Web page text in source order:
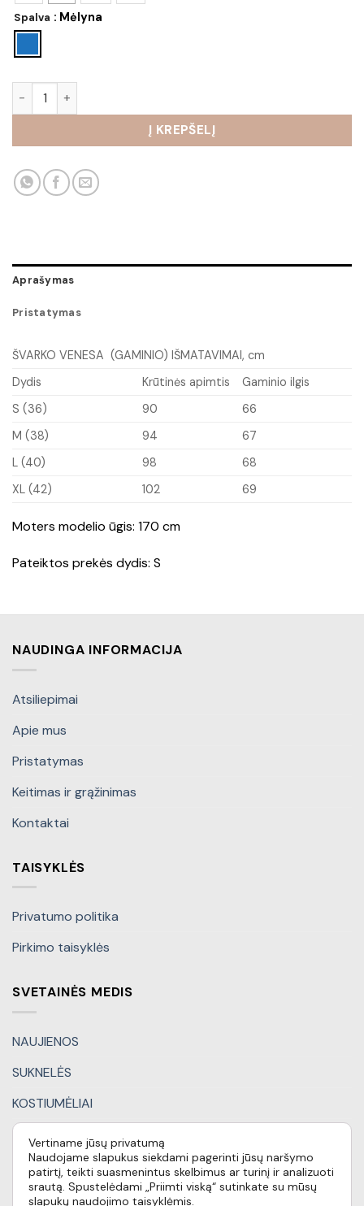
Spalva : Mėlyna
Į KREPŠELĮ
Aprašymas
Pristatymas
ŠVARKO VENESA (GAMINIO) IŠMATAVIMAI, cm
Dydis
Krūtinės apimtis
Gaminio ilgis
S (36)
90
66
M (38)
94
67
L (40)
98
68
XL (42)
102 69
Moters modelio ūgis: 170 cm
Pateiktos prekės dydis: S
NAUDINGA INFORMACIJA
Atsiliepimai
Apie mus
Pristatymas
Keitimas ir grąžinimas
Kontaktai
TAISYKLĖS
Privatumo politika
Pirkimo taisyklės
SVETAINĖS MEDIS
NAUJIENOS
SUKNELĖS
KOSTIUMĖLIAI
KITI DRABUŽIAI
DOVANŲ KUPONAI
SPECIALŪS PASIŪLYMAI
Vertiname jūsų privatumą
Naudojame slapukus siekdami pagerinti jūsų naršymo
patirtį, teikti suasmenintus skelbimus ar turinį ir analizuoti
srautą. Spustelėdami „Priimti viską“ sutinkate su mūsų
slapukų naudojimo taisyklėmis.